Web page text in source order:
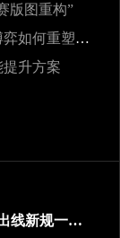
版图重构”
高原变量：瓜达拉哈拉与阿克伦的天气博弈如何重塑2026世界杯战术逻辑
升方案
“净胜球打平也不慌：美加墨世界杯小组出线新规一图看懂”